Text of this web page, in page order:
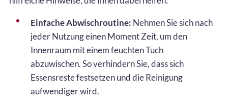
Einfache Abwischroutine: Nehmen Sie sich nach
jeder Nutzung einen Moment Zeit, um den
Innenraum mit einem feuchten Tuch
abzuwischen. So verhindern Sie, dass sich
Essensreste festsetzen und die Reinigung
aufwendiger wird.